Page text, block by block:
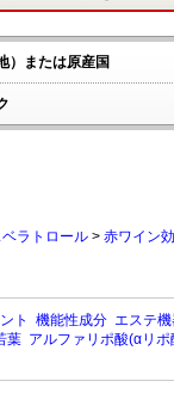
）または原産国
ベラトロール > 赤ワイン
ト 機能性成分 エステ
葉 アルファリポ酸(αリポ